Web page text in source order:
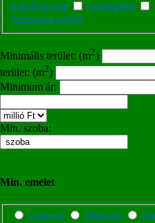
üzlethelyiség
vendeglátó
fejlesztési terület
Minimális terület: (m2)
terület: (m2)
Minimum ár:
Min. szoba:
Min. emelet
szuterén földszint